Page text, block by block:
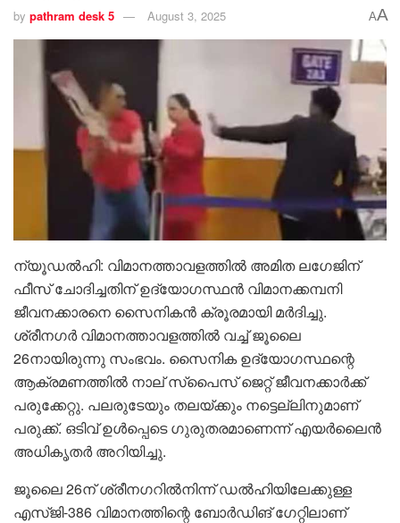
by pathram desk 5 August 3, 2025 AA
ന്യൂഡൽഹി: വിമാനത്താവളത്തിൽ അമിത ലഗേജിന്
ഫീസ് ചോദിച്ചതിന് ഉദ്യോഗസ്ഥൻ വിമാനക്കമ്പനി
ജീവനക്കാരനെ സൈനികൻ ക്രൂരമായി മർദിച്ചു.
ശ്രീനഗർ വിമാനത്താവളത്തിൽ വച്ച് ജൂലൈ
26നായിരുന്നു സംഭവം. സൈനിക ഉദ്യോഗസ്ഥന്റെ
ആക്രമണത്തിൽ നാല് സ്‌പൈസ് ജെറ്റ് ജീവനക്കാർക്ക്
പരുക്കേറ്റു. പലരുടേയും തലയ്ക്കും നട്ടെല്ലിനുമാണ്
പരുക്ക്. ഒടിവ് ഉൾപ്പെടെ ഗുരുതരമാണെന്ന് എയർലൈൻ
അധികൃതർ അറിയിച്ചു.
ജൂലൈ 26ന് ശ്രീനഗറിൽനിന്ന് ഡൽഹിയിലേക്കുള്ള
എസ്ജി-386 വിമാനത്തിന്റെ ബോർഡിങ് ഗേറ്റിലാണ്